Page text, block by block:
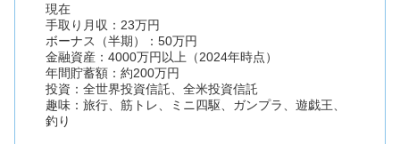
現在
手取り月収：23万円
ボーナス（半期）：50万円
金融資産：4000万円以上（2024年時点）
年間貯蓄額：約200万円
投資：全世界投資信託、全米投資信託
趣味：旅行、筋トレ、ミニ四駆、ガンプラ、遊戯王、
釣り